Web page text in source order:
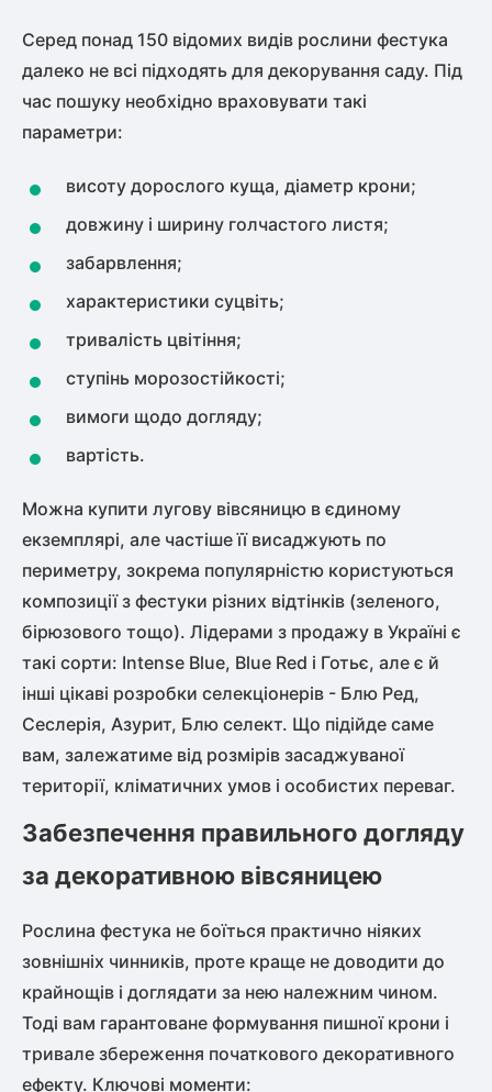
Серед понад 150 відомих видів рослини фестука
далеко не всі підходять для декорування саду. Під
час пошуку необхідно враховувати такі
параметри:
висоту дорослого куща, діаметр крони;
довжину і ширину голчастого листя;
забарвлення;
характеристики суцвіть;
тривалість цвітіння;
ступінь морозостійкості;
вимоги щодо догляду;
вартість.
Можна купити лугову вівсяницю в єдиному
екземплярі, але частіше її висаджують по
периметру, зокрема популярністю користуються
композиції з фестуки різних відтінків (зеленого,
бірюзового тощо). Лідерами з продажу в Україні є
такі сорти: Intense Blue, Blue Red і Готьє, але є й
інші цікаві розробки селекціонерів - Блю Ред,
Сеслерія, Азурит, Блю селект. Що підійде саме
вам, залежатиме від розмірів засаджуваної
території, кліматичних умов і особистих переваг.
Забезпечення правильного догляду
за декоративною вівсяницею
Рослина фестука не боїться практично ніяких
зовнішніх чинників, проте краще не доводити до
крайнощів і доглядати за нею належним чином.
Тоді вам гарантоване формування пишної крони і
тривале збереження початкового декоративного
ефекту. Ключові моменти: